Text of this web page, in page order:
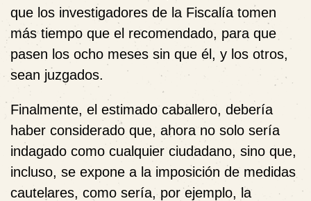
que los investigadores de la Fiscalía tomen
más tiempo que el recomendado, para que
pasen los ocho meses sin que él, y los otros,
sean juzgados.
Finalmente, el estimado caballero, debería
haber considerado que, ahora no solo sería
indagado como cualquier ciudadano, sino que,
incluso, se expone a la imposición de medidas
cautelares, como sería, por ejemplo, la